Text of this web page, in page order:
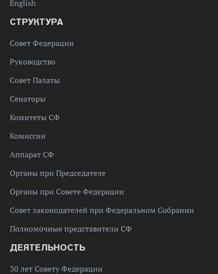
English
СТРУКТУРА
Совет Федерации
Руководство
Совет Палаты
Сенаторы
Комитеты СФ
Комиссии
Аппарат СФ
Органы при Председателе
Органы при Совете Федерации
Совет законодателей при Федеральном Собрании
Полномочные представители СФ
ДЕЯТЕЛЬНОСТЬ
30 лет Совету Федерации